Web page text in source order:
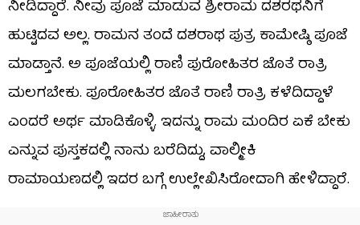
ನೀಡಿದ್ದಾರೆ. ನೀವು ಪೂಜೆ ಮಾಡುವ ಶ್ರೀರಾಮ ದಶರಥನಿಗೆ
ಹುಟ್ಟಿದವ ಅಲ್ಲ. ರಾಮನ ತಂದೆ ದಶರಾಥ ಪುತ್ರ ಕಾಮೇಷ್ಠಿ ಪೂಜೆ
ಮಾಡ್ತಾನೆ. ಅ ಪೂಜೆಯಲ್ಲಿ ರಾಣಿ ಪುರೋಹಿತರ ಜೊತೆ ರಾತ್ರಿ
ಮಲಗಬೇಕು. ಪೂರೋಹಿತರ ಜೊತೆ ರಾಣಿ ರಾತ್ರಿ ಕಳೆದಿದ್ದಾಳೆ
ಎಂದರೆ ಅರ್ಥ ಮಾಡಿಕೊಳ್ಳಿ. ಇದನ್ನು ರಾಮ ಮಂದಿರ ಏಕೆ ಬೇಕು
ಎನ್ನುವ ಪುಸ್ತಕದಲ್ಲಿ ನಾನು ಬರೆದಿದ್ದು, ವಾಲ್ಮೀಕಿ
ರಾಮಾಯಣದಲ್ಲಿ ಇದರ ಬಗ್ಗೆ ಉಲ್ಲೇಖಿಸಿರೋದಾಗಿ ಹೇಳಿದ್ದಾರೆ.